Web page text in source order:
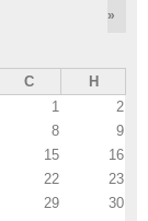
»
С
Н
1
2
8
9
15
16
22
23
29
30